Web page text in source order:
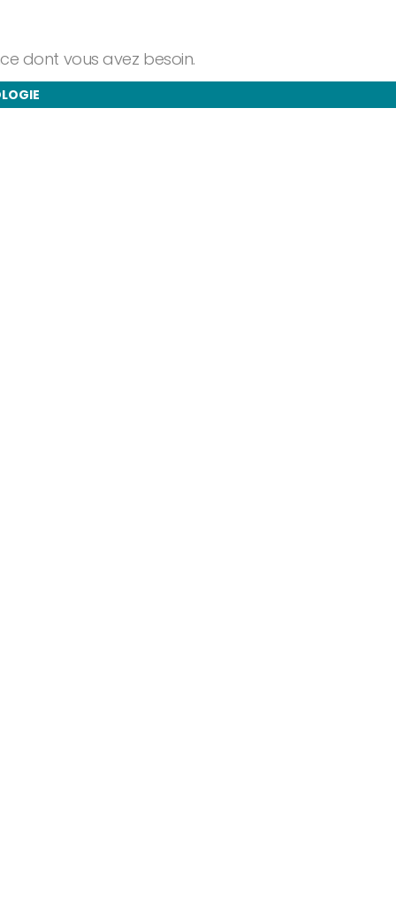
dont vous avez besoin.